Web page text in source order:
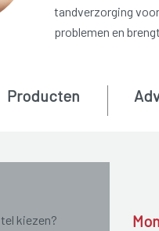
tandverzorging
problemen en
kiezen?
Producten